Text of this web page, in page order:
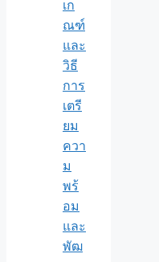
เก
ณฑ์
และ
วิธี
การ
เตรี
ยม
ควา
ม
พร้
อม
และ
พัฒ